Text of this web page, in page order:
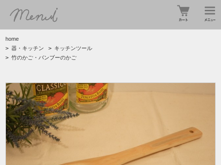
home
> 器・キッチン > キッチンツール
> 竹のかご・バンブーのかご